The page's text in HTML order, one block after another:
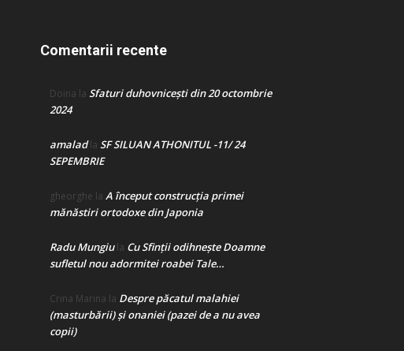
Comentarii recente
Doina la Sfaturi duhovnicești din 20 octombrie
2024
amaladla SF SILUAN ATHONITUL -11/ 24
SEPEMBRIE
gheorghe la A început construcţia primei
mănăstiri ortodoxe din Japonia
Radu Mungiula Cu Sfinții odihnește Doamne
sufletul nou adormitei roabei Tale…
Crina Marina la Despre păcatul malahiei
(masturbării) şi onaniei (pazei de a nu avea
copii)